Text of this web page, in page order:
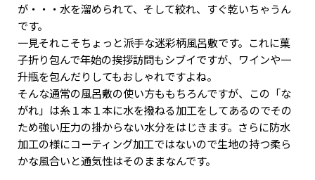
が・・・水を溜められて、そして絞れ、すぐ乾いちゃうん
です。
一見それこそちょっと派手な迷彩柄風呂敷です。これに菓
子折り包んで年始の挨拶訪問もシブイですが、ワインや一
升瓶を包んだりしてもおしゃれですよね。
そんな通常の風呂敷の使い方ももちろんですが、この「な
がれ」は糸１本１本に水を撥ねる加工をしてあるのでその
ため強い圧力の掛からない水分をはじきます。さらに防水
加工の様にコーティング加工ではないので生地の持つ柔ら
かな風合いと通気性はそのままなんです。